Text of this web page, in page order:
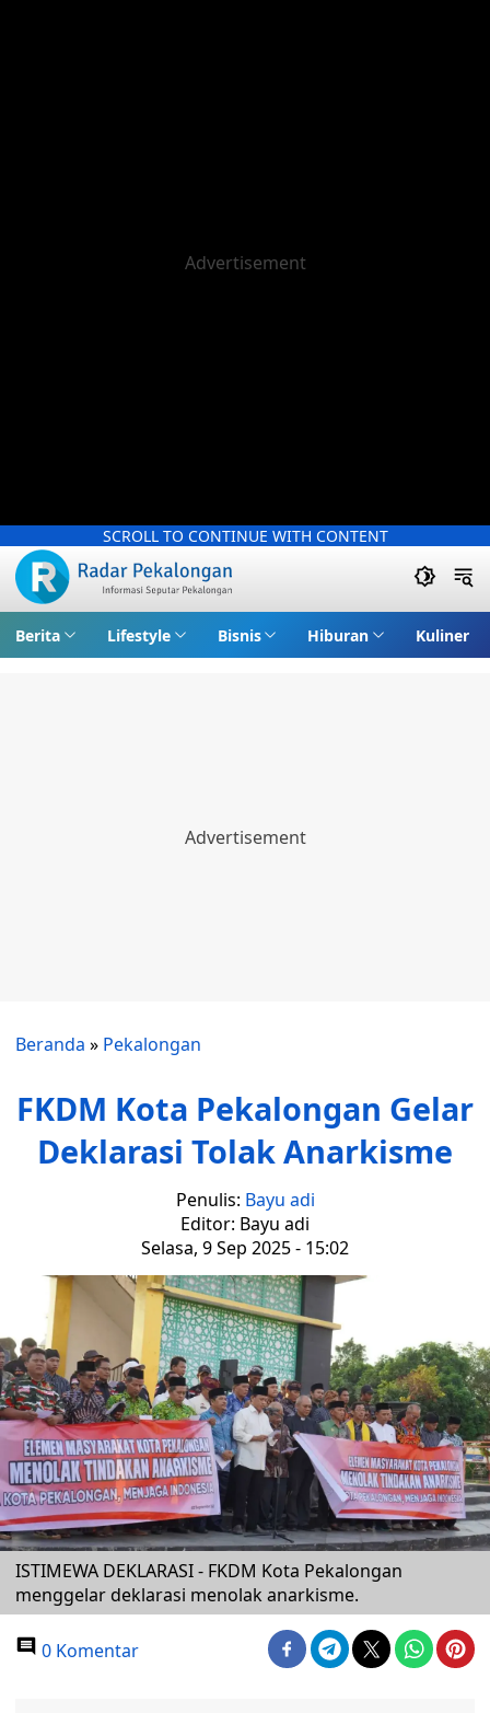
SCROLL TO CONTINUE WITH CONTENT
Berita Lifestyle Bisnis Hiburan Kuliner
Beranda » Pekalongan
FKDM Kota Pekalongan Gelar
Deklarasi Tolak Anarkisme
Penulis: Bayu adi
Editor: Bayu adi
Selasa, 9 Sep 2025 - 15:02
ISTIMEWA DEKLARASI - FKDM Kota Pekalongan
menggelar deklarasi menolak anarkisme.
0 Komentar